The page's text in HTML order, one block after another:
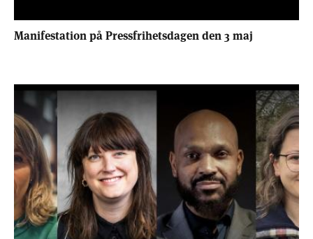
Manifestation på Pressfrihetsdagen den 3 maj